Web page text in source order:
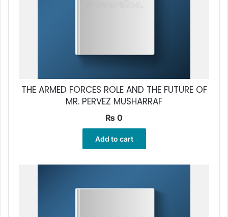
THE ARMED FORCES ROLE AND THE FUTURE OF
MR. PERVEZ MUSHARRAF
₨ 0
Add to cart